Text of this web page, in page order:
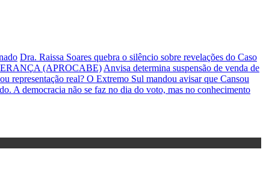
Dra. Raissa Soares quebra o silêncio sobre revelações do Caso
(APROCABE) Anvisa determina suspensão de venda de
representação real? O Extremo Sul mandou avisar que Cansou
A democracia não se faz no dia do voto, mas no conhecimento